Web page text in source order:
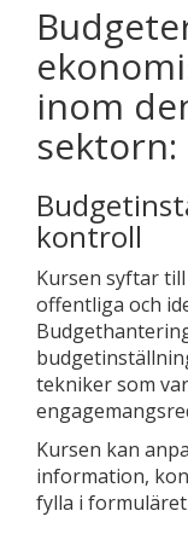
inom
sektorn:
kontroll
Kursen syftar
offentliga och
tekniker som
Kursen kan
information,
fylla i formuläret